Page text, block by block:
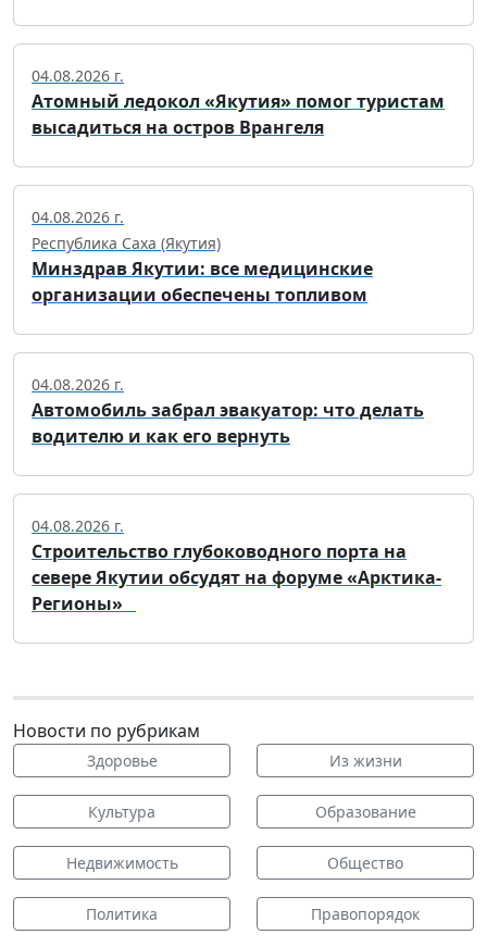
04.08.2026 г.
Атомный ледокол «Якутия» помог туристам
высадиться на остров Врангеля
04.08.2026 г.
Республика Саха (Якутия)
Минздрав Якутии: все медицинские
организации обеспечены топливом
04.08.2026 г.
Автомобиль забрал эвакуатор: что делать
водителю и как его вернуть
04.08.2026 г.
Строительство глубоководного порта на
севере Якутии обсудят на форуме «Арктика-
Регионы»
Новости по рубрикам
Здоровье Из жизни
Культура Образование
Недвижимость Общество
Политика Правопорядок